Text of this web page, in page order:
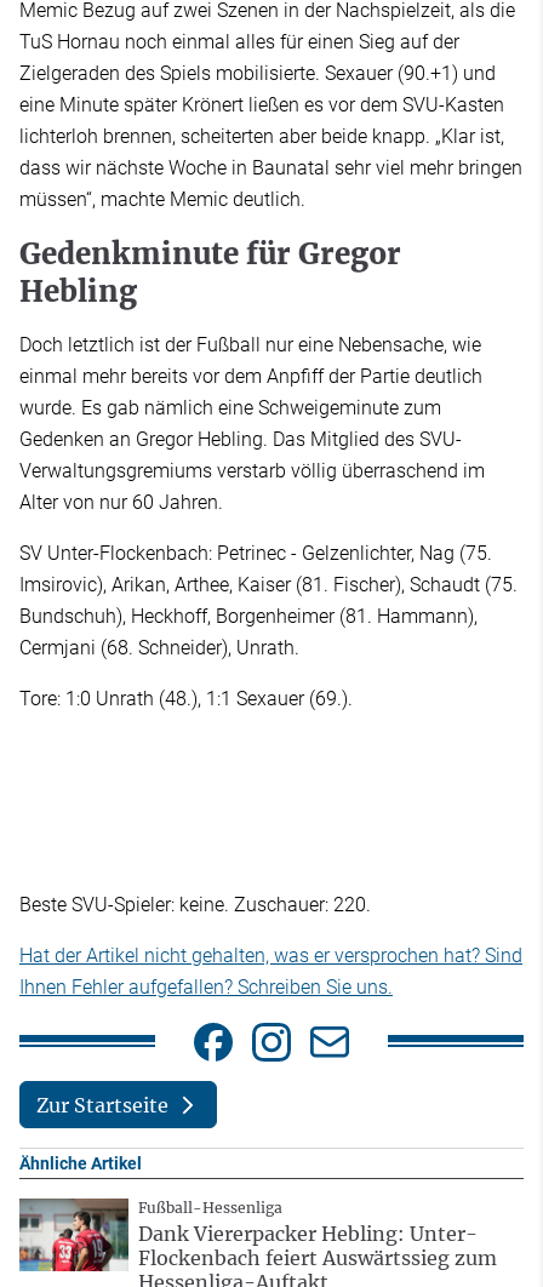
Memic Bezug auf zwei Szenen in der Nachspielzeit, als die
TuS Hornau noch einmal alles für einen Sieg auf der
Zielgeraden des Spiels mobilisierte. Sexauer (90.+1) und
eine Minute später Krönert ließen es vor dem SVU-Kasten
lichterloh brennen, scheiterten aber beide knapp. „Klar ist,
dass wir nächste Woche in Baunatal sehr viel mehr bringen
müssen“, machte Memic deutlich.
Gedenkminute für Gregor
Hebling
Doch letztlich ist der Fußball nur eine Nebensache, wie
einmal mehr bereits vor dem Anpfiff der Partie deutlich
wurde. Es gab nämlich eine Schweigeminute zum
Gedenken an Gregor Hebling. Das Mitglied des SVU-
Verwaltungsgremiums verstarb völlig überraschend im
Alter von nur 60 Jahren.
SV Unter-Flockenbach: Petrinec - Gelzenlichter, Nag (75.
Imsirovic), Arikan, Arthee, Kaiser (81. Fischer), Schaudt (75.
Bundschuh), Heckhoff, Borgenheimer (81. Hammann),
Cermjani (68. Schneider), Unrath.
Tore: 1:0 Unrath (48.), 1:1 Sexauer (69.).
Beste SVU-Spieler: keine. Zuschauer: 220.
Hat der Artikel nicht gehalten, was er versprochen hat? Sind
Ihnen Fehler aufgefallen? Schreiben Sie uns.
Zur Startseite
Ähnliche Artikel
Fußball-Hessenliga
Dank Viererpacker Hebling: Unter-
Flockenbach feiert Auswärtssieg zum